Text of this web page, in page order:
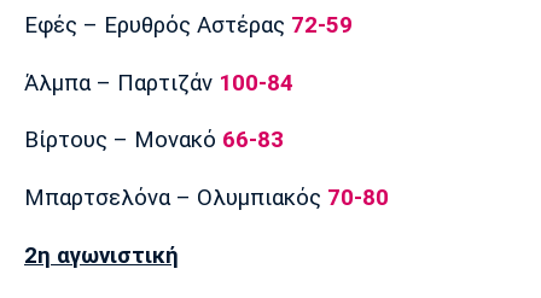
Εφές – Ερυθρός Αστέρας 72-59
Άλμπα – Παρτιζάν 100-84
Βίρτους – Μονακό 66-83
Μπαρτσελόνα – Ολυμπιακός 70-80
2η αγωνιστική